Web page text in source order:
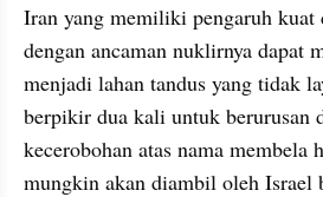
Iran yang memiliki pengaruh kuat
dengan ancaman nuklirnya dapat
menjadi lahan tandus yang tidak
berpikir dua kali untuk berurusan
kecerobohan atas nama membela
mungkin akan diambil oleh Israel